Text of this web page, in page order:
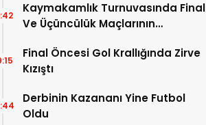
Kaymakamlık Turnuvasında Final
Ve Üçüncülük Maçlarının
Final Öncesi Gol Krallığında Zirve
Kızıştı
Derbinin Kazananı Yine Futbol
Oldu